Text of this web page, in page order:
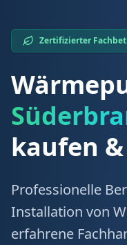
Zertifizierter
kaufen
Professionelle
Installation von
erfahrene